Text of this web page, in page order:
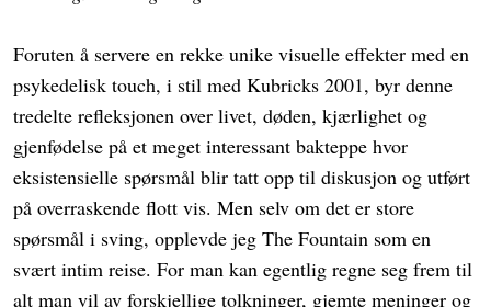
Foruten å servere en rekke unike visuelle effekter med en
psykedelisk touch, i stil med Kubricks 2001, byr denne
tredelte refleksjonen over livet, døden, kjærlighet og
gjenfødelse på et meget interessant bakteppe hvor
eksistensielle spørsmål blir tatt opp til diskusjon og utført
på overraskende flott vis. Men selv om det er store
spørsmål i sving, opplevde jeg The Fountain som en
svært intim reise. For man kan egentlig regne seg frem til
alt man vil av forskjellige tolkninger, gjemte meninger og